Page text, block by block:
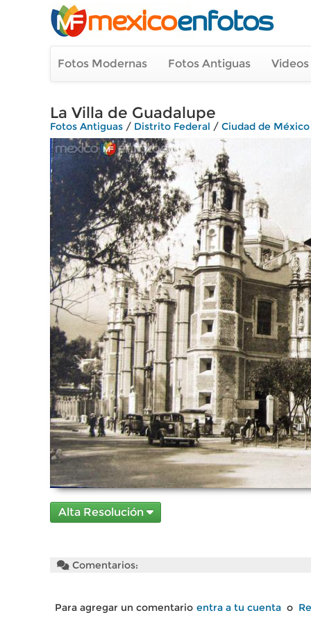
Fotos Modernas Fotos Antiguas
La Villa de Guadalupe
Fotos Antiguas / Distrito Federal / Ciudad de México
Alta Resolución
Comentarios:
Para agregar un comentario entra a tu cuenta o